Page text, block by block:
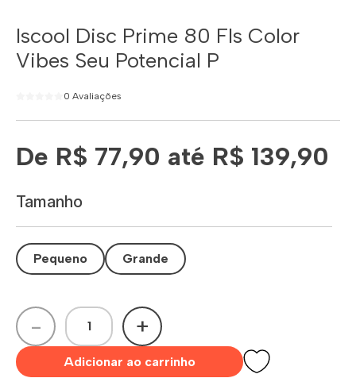
Iscool Disc Prime 80 Fls Color
Vibes Seu Potencial P
0 Avaliações
De R$ 77,90 até R$ 139,90
Tamanho
Pequeno Grande
- +
Adicionar ao carrinho